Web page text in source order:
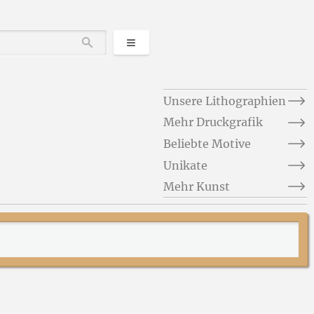
DurchsuchenKategorien
Unsere Lithographien
Mehr Druckgrafik
Beliebte Motive
Unikate
Mehr Kunst